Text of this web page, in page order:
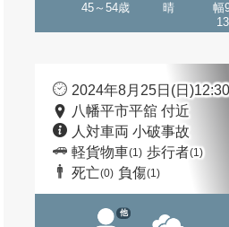
45～54歳 晴
幅
2024年8月25日(日)12:30
八幡平市平舘 付近
人対車両 小破事故
軽貨物車(1) 歩行者(1)
死亡(0) 負傷(1)
他